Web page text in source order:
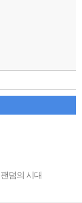
덤의 시대